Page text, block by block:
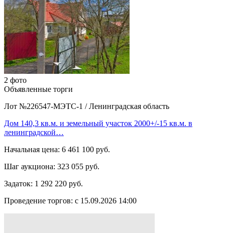
2 фото
Объявленные торги
Лот №226547-МЭТС-1 / Ленинградская область
Дом 140,3 кв.м. и земельный участок 2000+/-15 кв.м. в
ленинградской…
Начальная цена: 6 461 100 руб.
Шаг аукциона: 323 055 руб.
Задаток: 1 292 220 руб.
Проведение торгов: с 15.09.2026 14:00